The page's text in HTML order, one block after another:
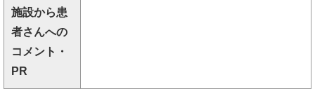
施設から患
者さんへの
コメント・
PR